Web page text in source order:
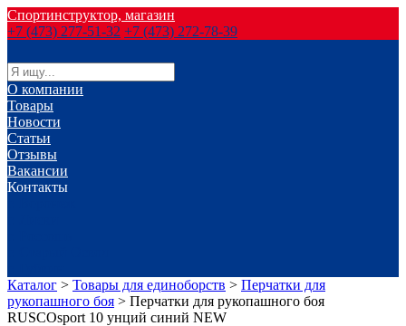
Спортинструктор, магазин
+7 (473) 277-51-32 +7 (473) 272-78-39
О компании
Товары
Новости
Статьи
Отзывы
Вакансии
Контакты
Каталог > Товары для единоборств > Перчатки для
рукопашного боя > Перчатки для рукопашного боя
RUSCOsport 10 унций синий NEW